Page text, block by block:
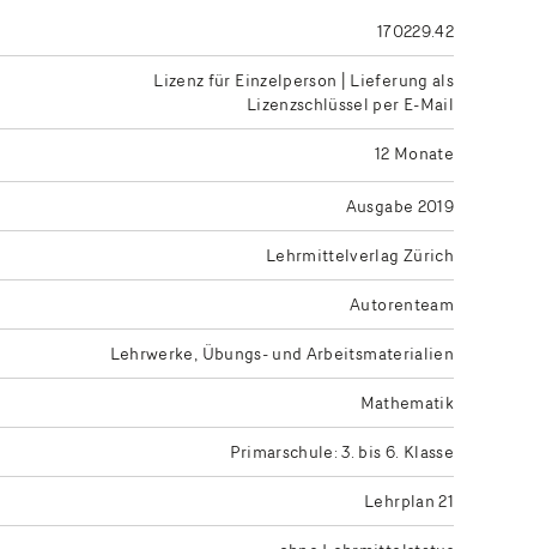
170229.42
Lizenz für Einzelperson | Lieferung als
Lizenzschlüssel per E-Mail
12 Monate
Ausgabe 2019
Lehrmittelverlag Zürich
Autorenteam
Lehrwerke Übungs- und Arbeitsmaterialien
Mathematik
Primarschule: 3. bis 6. Klasse
Lehrplan 21